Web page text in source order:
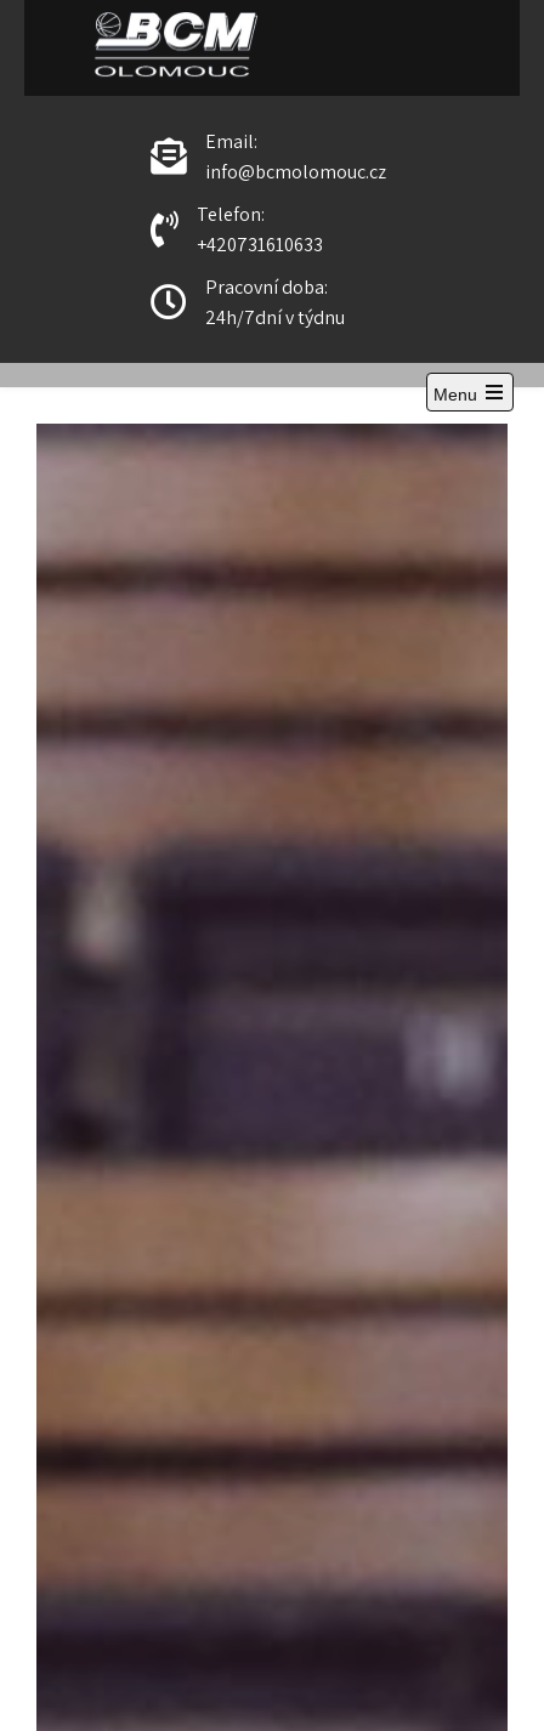
BCM Olomouc
Email:
info@bcmolomouc.cz
Telefon:
+420731610633
Pracovní doba:
24h/7dní v týdnu
Menu